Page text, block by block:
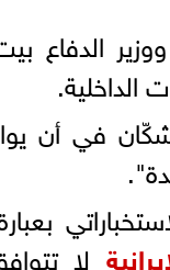
ووزير
الداخلية.
في أن
لا